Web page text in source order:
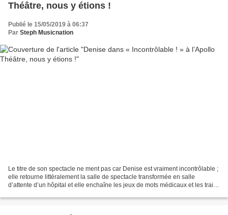
Théâtre, nous y étions !
Publié le 15/05/2019 à 06:37
Par Steph Musicnation
Le titre de son spectacle ne ment pas car Denise est vraiment incontrôlable ;
elle retourne littéralement la salle de spectacle transformée en salle
d’attente d’un hôpital et elle enchaîne les jeux de mots médicaux et les traits